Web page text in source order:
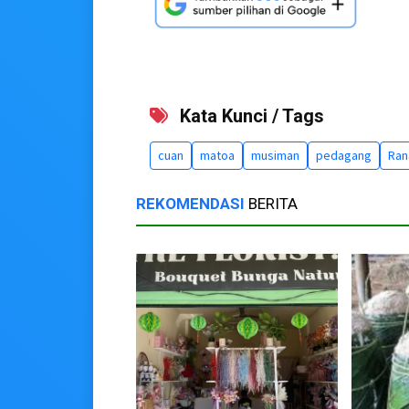
Kata Kunci / Tags
cuan matoa musiman pedagang
REKOMENDASI BERITA